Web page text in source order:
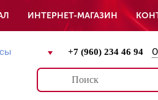
ИНТЕРНЕТ-МАГАЗИН
+7 (960) 234 46 94